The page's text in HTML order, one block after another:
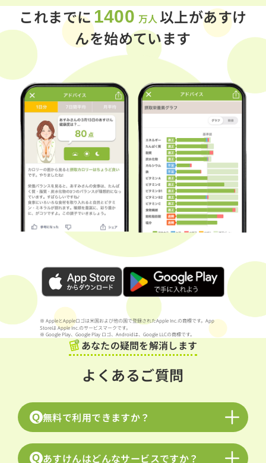
これまでに 1400 万人 以上があすけ
んを始めています
※ AppleとAppleロゴは米国および他の国で登録されたApple Inc.の商標です。App
Storeは Apple Inc.のサービスマークです。
※ Google Play、Google Play ロゴ、Androidは、Google LLCの商標です。
あなたの疑問を解消します
よくあるご質問
Q 無料で利用できますか？
Q あすけんはどんなサービスですか？